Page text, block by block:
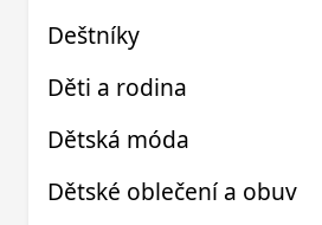
Deštníky
Děti a rodina
Dětská móda
Dětské oblečení a obuv